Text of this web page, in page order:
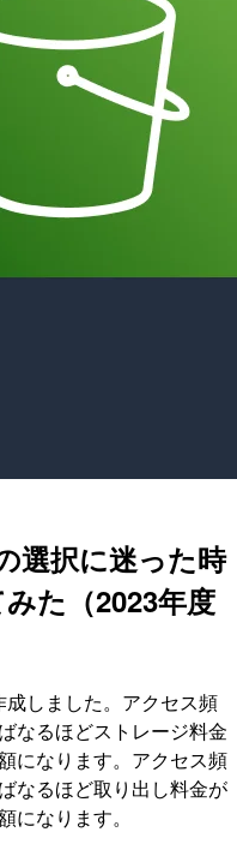
選択に迷った時
た（2023年度
しました。アクセス頻
なるほどストレージ料金
になります。アクセス頻
なるほど取り出し料金が
になります。